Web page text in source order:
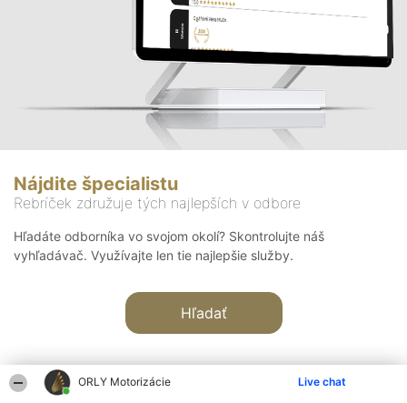
ORLY Motorizácie Live chat
Nájdite špecialistu
Rebríček združuje tých najlepších v odbore
Hľadáte odborníka vo svojom okolí? Skontrolujte náš
vyhľadávač. Využívajte len tie najlepšie služby.
Hľadať